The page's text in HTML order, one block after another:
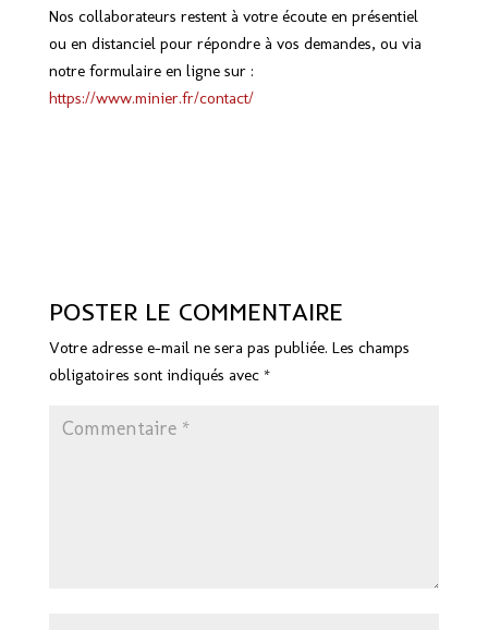
Nos collaborateurs restent à votre écoute en présentiel
ou en distanciel pour répondre à vos demandes, ou via
notre formulaire en ligne sur :
https://www.minier.fr/contact/
POSTER LE COMMENTAIRE
Votre adresse e-mail ne sera pas publiée. Les champs
obligatoires sont indiqués avec *